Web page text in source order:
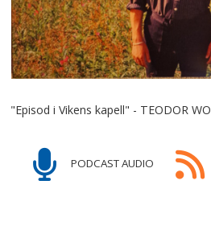
"Episod i Vikens kapell" - TEODOR
PODCAST AUDIO